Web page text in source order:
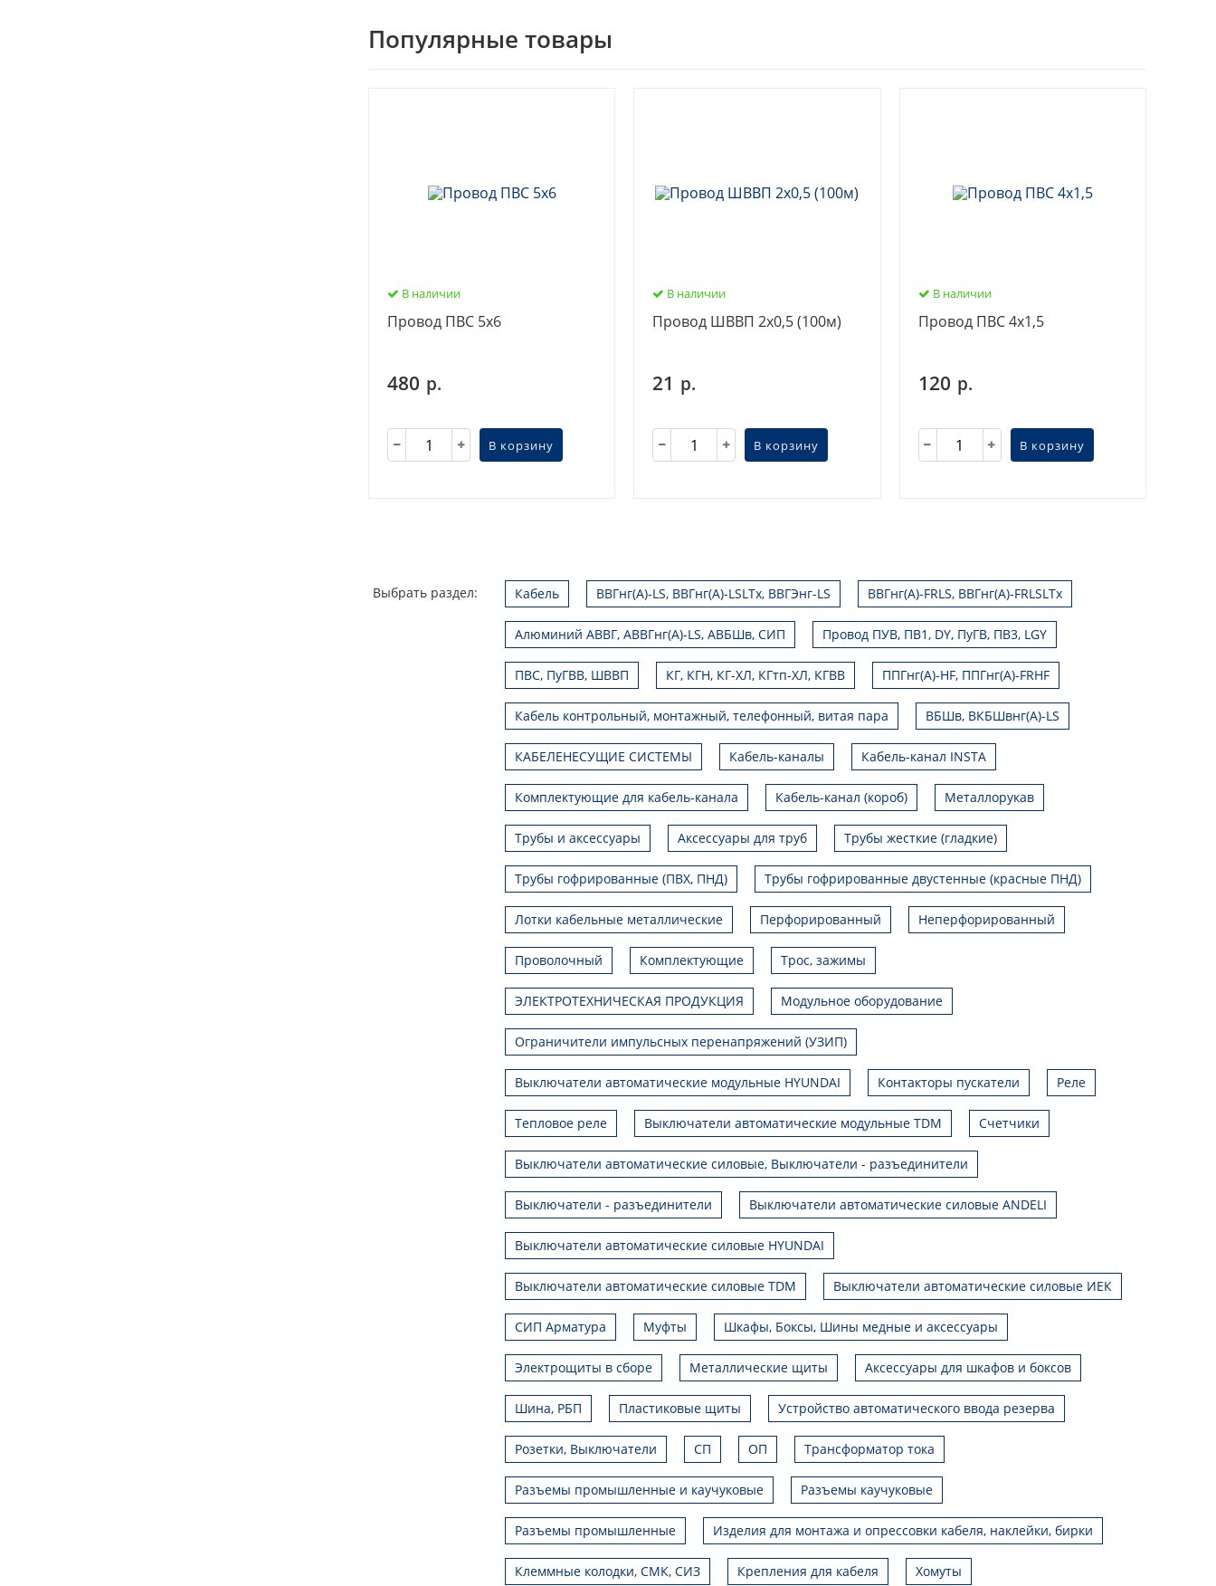
Популярные товары
В наличии
Провод ПВС 5х6
480 р.
В корзину
В наличии
Провод ШВВП 2х0,5 (100м)
21 р.
В корзину
В наличии
Провод ПВС 4х1,5
120 р.
В корзину
Выбрать раздел: Кабель ВВГнг(А)-LS, ВВГнг(А)-LSLTx, ВВГЭнг-LS ВВГнг(А)-FRLS, ВВГнг(А)-FRLSLTx
Алюминий АВВГ, АВВГнг(А)-LS, АВБШв, СИП Провод ПУВ, ПВ1, DY, ПуГВ, ПВ3, LGY
ПВС, ПуГВВ, ШВВП КГ, КГН, КГ-ХЛ, КГтп-ХЛ, КГВВ ППГнг(А)-HF, ППГнг(А)-FRHF
Кабель контрольный, монтажный, телефонный, витая пара ВБШв, ВКБШвнг(А)-LS
КАБЕЛЕНЕСУЩИЕ СИСТЕМЫ Кабель-каналы Кабель-канал INSTA
Комплектующие для кабель-канала Кабель-канал (короб) Металлорукав
Трубы и аксессуары Аксессуары для труб Трубы жесткие (гладкие)
Трубы гофрированные (ПВХ, ПНД) Трубы гофрированные двустенные (красные ПНД)
Лотки кабельные металлические Перфорированный Неперфорированный
Проволочный Комплектующие Трос, зажимы
ЭЛЕКТРОТЕХНИЧЕСКАЯ ПРОДУКЦИЯ Модульное оборудование
Ограничители импульсных перенапряжений (УЗИП)
Выключатели автоматические модульные HYUNDAI Контакторы пускатели Реле
Тепловое реле Выключатели автоматические модульные TDM Счетчики
Выключатели автоматические силовые, Выключатели - разъединители
Выключатели - разъединители Выключатели автоматические силовые ANDELI
Выключатели автоматические силовые HYUNDAI
Выключатели автоматические силовые TDM Выключатели автоматические силовые ИЕК
СИП Арматура Муфты Шкафы, Боксы, Шины медные и аксессуары
Электрощиты в сборе Металлические щиты Аксессуары для шкафов и боксов
Шина, РБП Пластиковые щиты Устройство автоматического ввода резерва
Розетки, Выключатели СП ОП Трансформатор тока
Разъемы промышленные и каучуковые Разъемы каучуковые
Разъемы промышленные Изделия для монтажа и опрессовки кабеля, наклейки, бирки
Клеммные колодки, СМК, СИЗ Крепления для кабеля Хомуты